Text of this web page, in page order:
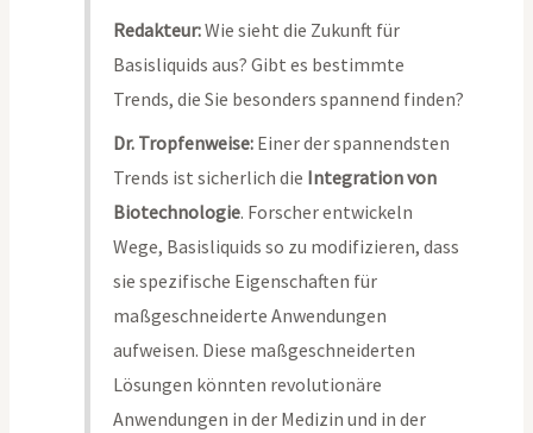
Redakteur:Wie sieht die Zukunft für
Basisliquids aus? Gibt es bestimmte
Trends, die Sie besonders spannend finden?
Dr. Tropfenweise:Einer der spannendsten
Trends ist sicherlich die Integration von
Biotechnologie. Forscher entwickeln
Wege, Basisliquids so zu modifizieren, dass
sie spezifische Eigenschaften für
maßgeschneiderte Anwendungen
aufweisen. Diese maßgeschneiderten
Lösungen könnten revolutionäre
Anwendungen in der Medizin und in der